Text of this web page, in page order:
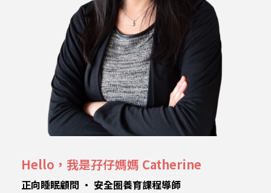
Hello，我是孖仔媽媽 Catherine
正向睡眠顧問 • 安全圈養育課程導師